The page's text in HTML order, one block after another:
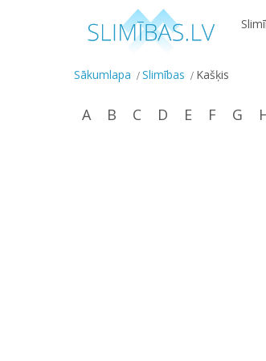
Sākumlapa Slimības Kašķis
A B C D E F G